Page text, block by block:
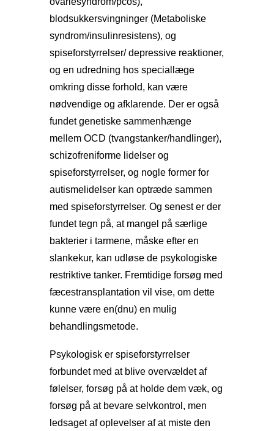
blodsukkersvingninger (Metaboliske
syndrom/insulinresistens), og
spiseforstyrrelser/ depressive reaktioner,
og en udredning hos speciallæge
omkring disse forhold, kan være
nødvendige og afklarende. Der er også
fundet genetiske sammenhænge
mellem OCD (tvangstanker/handlinger),
schizofreniforme lidelser og
spiseforstyrrelser, og nogle former for
autismelidelser kan optræde sammen
med spiseforstyrrelser. Og senest er der
fundet tegn på, at mangel på særlige
bakterier i tarmene, måske efter en
slankekur, kan udløse de psykologiske
restriktive tanker. Fremtidige forsøg med
fæcestransplantation vil vise, om dette
kunne være en(dnu) en mulig
behandlingsmetode.
Psykologisk er spiseforstyrrelser
forbundet med at blive overvældet af
følelser, forsøg på at holde dem væk, og
forsøg på at bevare selvkontrol, men
ledsaget af oplevelser af at miste den